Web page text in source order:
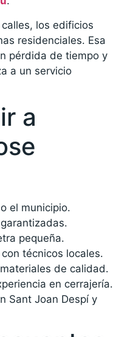
los edificios
residenciales. Esa
pérdida de tiempo y
a un servicio
a
el municipio.
garantizadas.
pequeña.
técnicos locales.
de calidad.
en cerrajería.
Sant Joan Despí y